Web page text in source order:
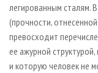
легированным сталям.
(прочности,
превосходит
ее ажурной
и которую человек не